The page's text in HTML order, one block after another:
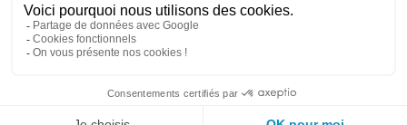
Conditions générales de ventes
Plateforme de signalement